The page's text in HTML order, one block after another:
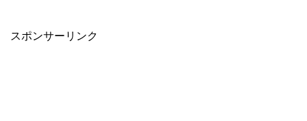
スポンサーリンク